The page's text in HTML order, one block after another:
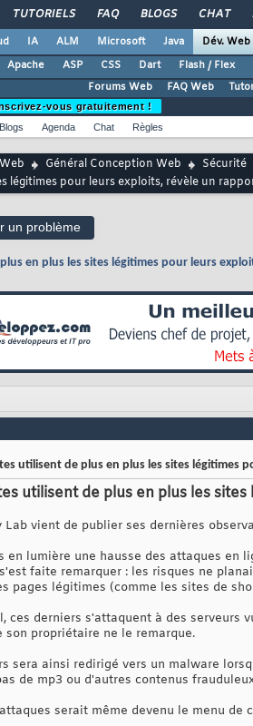
TUTORIELS FAQ BLOGS CHAT
IA ALM Microsoft Java Dév. Web
Apache ASP CSS Dart Flash / Flex
Forums Web
FAQ Web
vous gratuitement !
Blogs Agenda Chat Règles
Général Conception Web
Sécurité
légitimes pour leurs exploits, révèle un
un problème
en plus les sites légitimes pour leurs
utilisent de plus en plus les sites légitimes
utilisent de plus en plus les
Lab vient de publier ses dernières
en lumière une hausse des attaques en
faite remarquer : les risques ne
pages légitimes (comme les sites de
ces derniers s'attaquent à des
son propriétaire ne le remarque.
sera ainsi redirigé vers un malware
de mp3 ou d'autres contenus
serait même devenu le menu de